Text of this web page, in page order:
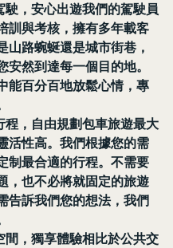
，安心出遊我們的駕駛員
訓與考核，擁有多年載客
山路蜿蜒還是城市街巷，
安然到達每一個目的地。
能百分百地放鬆心情，專
，自由規劃包車旅遊最大
活性高。我們根據您的需
制最合適的行程。不需要
，也不必將就固定的旅遊
告訴我們您的想法，我們
，獨享體驗相比於公共交